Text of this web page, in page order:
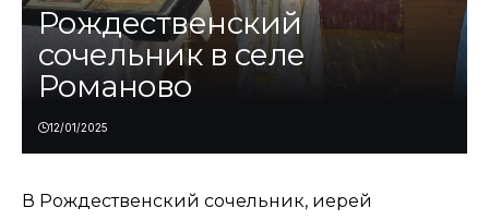
Рождественский
сочельник в селе
Романово
12/01/2025
В Рождественский сочельник, иерей